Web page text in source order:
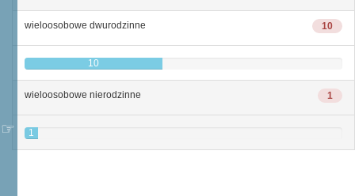
10
wieloosobowe dwurodzinne
10
1
wieloosobowe nierodzinne
1